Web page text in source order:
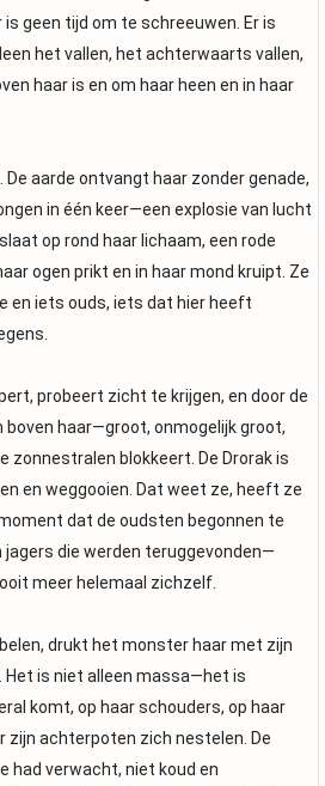
is geen tijd om te schreeuwen. Er is
het vallen, het achterwaarts vallen,
haar is en om haar heen en in haar
De aarde ontvangt haar zonder genade,
in één keer—een explosie van lucht
op rond haar lichaam, een rode
ogen prikt en in haar mond kruipt. Ze
en iets ouds, iets dat hier heeft
probeert zicht te krijgen, en door de
boven haar—groot, onmogelijk groot,
zonnestralen blokkeert. De Drorak is
en weggooien. Dat weet ze, heeft ze
dat de oudsten begonnen te
jagers die werden teruggevonden—
meer helemaal zichzelf.
drukt het monster haar met zijn
is niet alleen massa—het is
komt, op haar schouders, op haar
zijn achterpoten zich nestelen. De
had verwacht, niet koud en